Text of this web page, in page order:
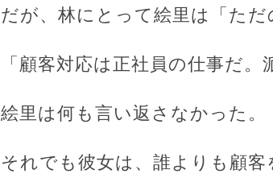
だが、林にとって絵里は「ただ
「顧客対応は正社員の仕事だ
絵里は何も言い返さなかった。
それでも彼女は、誰よりも顧客